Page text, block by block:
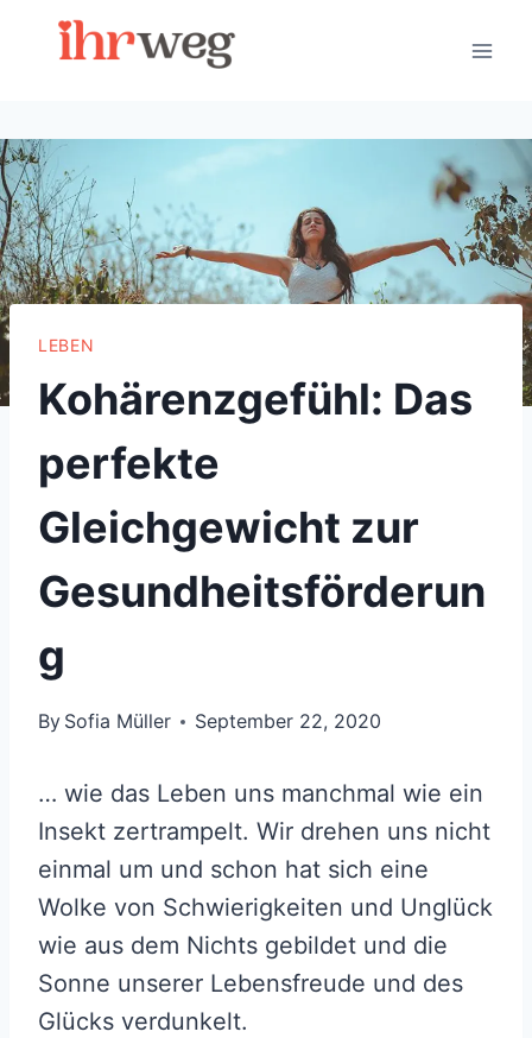
LEBEN
Kohärenzgefühl: Das
perfekte
Gleichgewicht zur
Gesundheitsförderun
g
By Sofia Müller September 22, 2020
… wie das Leben uns manchmal wie ein
Insekt zertrampelt. Wir drehen uns nicht
einmal um und schon hat sich eine
Wolke von Schwierigkeiten und Unglück
wie aus dem Nichts gebildet und die
Sonne unserer Lebensfreude und des
Glücks verdunkelt.